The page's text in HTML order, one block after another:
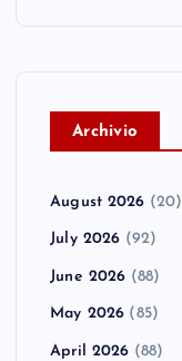
Archivio
August 2026 (20)
July 2026 (92)
June 2026 (88)
May 2026 (85)
April 2026 (88)